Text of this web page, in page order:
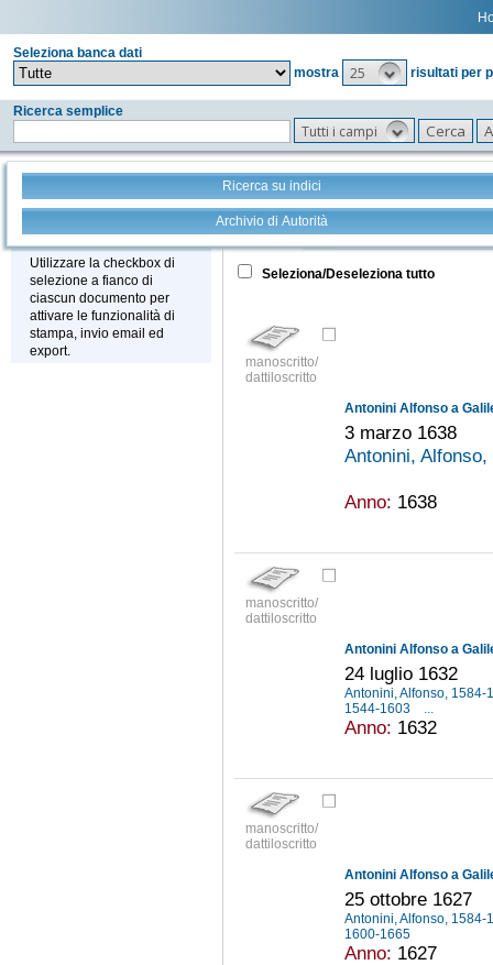
Seleziona banca dati
mostra
25 risultati per
Ricerca semplice
Tutti i campi
Ricerca su indici
Archivio di Autorità
Stampa - Email - Export
Utilizzare la checkbox di
selezione a fianco di
ciascun documento per
attivare le funzionalità di
stampa, invio email ed
export.
Tutto +
Seleziona/Deseleziona tutto
manoscritto/
dattiloscritto
Antonini Alfonso a
3 marzo 1638
Antonini,
Anno: 1638
manoscritto/
dattiloscritto
Antonini Alfonso a
24 luglio 1632
Antonini, Alfonso, 1584-
1544-1603
...
Anno: 1632
manoscritto/
dattiloscritto
Antonini Alfonso a
25 ottobre 1627
Antonini, Alfonso, 1584-
1600-1665
Anno: 1627